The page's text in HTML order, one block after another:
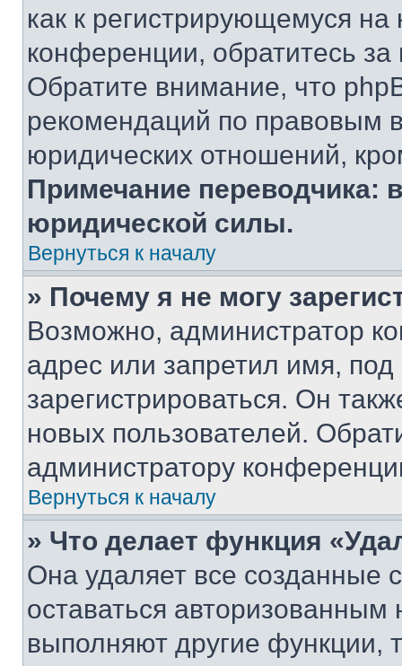
как к регистрирующемуся
конференции, обратитесь
Обратите внимание, что
рекомендаций по правовым
юридических отношений,
Примечание переводчика:
юридической силы.
Вернуться к началу
» Почему я не могу
Возможно, администратор
адрес или запретил имя,
зарегистрироваться. Он
новых пользователей.
администратору
Вернуться к началу
» Что делает функция
Она удаляет все созданные
оставаться
выполняют другие функции,